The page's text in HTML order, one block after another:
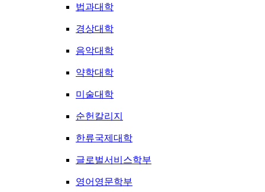
법과대학
경상대학
음악대학
약학대학
미술대학
순헌칼리지
한류국제대학
글로벌서비스학부
영어영문학부